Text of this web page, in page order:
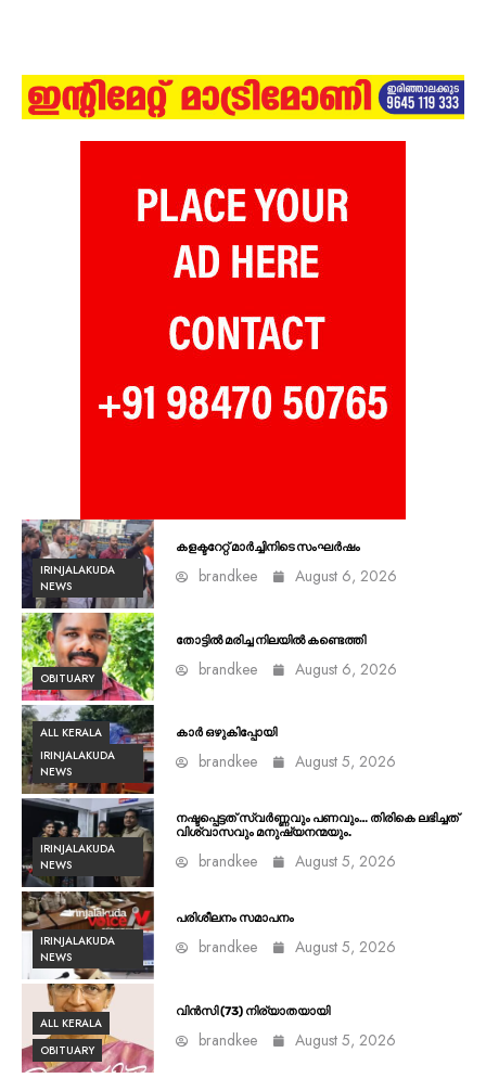
IRINJALAKUDA
NEWS
കളക്ടറേറ്റ് മാർച്ചിനിടെ സംഘർഷം
brandkee August 6, 2026
OBITUARY
തോട്ടിൽ മരിച്ച നിലയിൽ കണ്ടെത്തി
brandkee August 6, 2026
ALL KERALA
IRINJALAKUDA
NEWS
കാർ ഒഴുകിപ്പോയി
brandkee August 5, 2026
IRINJALAKUDA
NEWS
നഷ്ടപ്പെട്ടത് സ്വർണ്ണവും പണവും… തിരികെ ലഭിച്ചത്
വിശ്വാസവും മനുഷ്യനന്മയും.
brandkee August 5, 2026
IRINJALAKUDA
NEWS
പരിശീലനം സമാപനം
brandkee August 5, 2026
ALL KERALA
OBITUARY
വിൻസി (73) നിര്യാതയായി
brandkee August 5, 2026